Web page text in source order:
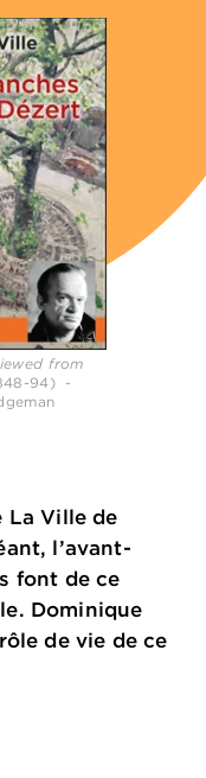
from
94) -
La Ville de
l’avant-
font de ce
Dominique
de vie de ce